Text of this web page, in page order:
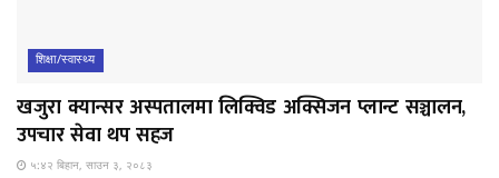
शिक्षा/स्वास्थ्य
खजुरा क्यान्सर अस्पतालमा लिक्विड अक्सिजन प्लान्ट सञ्चालन,
उपचार सेवा थप सहज
५:४२ बिहान, साउन ३, २०८३